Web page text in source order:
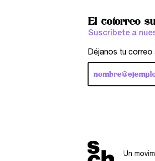
El cotorreo
Suscríbete a
Déjanos tu correo
Un